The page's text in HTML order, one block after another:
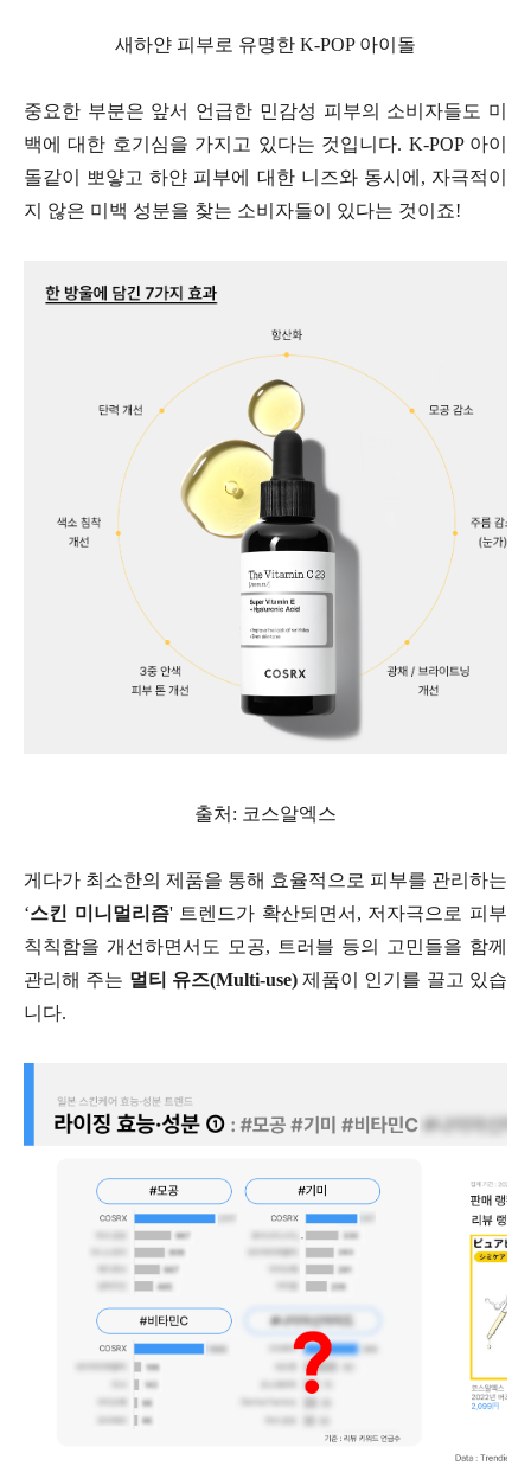
새하얀 피부로 유명한 K-POP 아이돌
중요한 부분은 앞서 언급한 민감성 피부의 소비자들도 미
백에 대한 호기심을 가지고 있다는 것입니다. K-POP 아이
돌같이 뽀얗고 하얀 피부에 대한 니즈와 동시에, 자극적이
지 않은 미백 성분을 찾는 소비자들이 있다는 것이죠!
출처: 코스알엑스
게다가 최소한의 제품을 통해 효율적으로 피부를 관리하는
‘스킨 미니멀리즘' 트렌드가 확산되면서, 저자극으로 피부
칙칙함을 개선하면서도 모공, 트러블 등의 고민들을 함께
관리해 주는 멀티 유즈(Multi-use)제품이 인기를 끌고 있습
니다.